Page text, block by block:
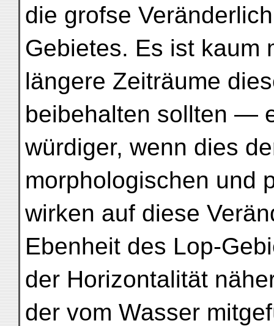
die grofse
Gebietes. Es ist kaum
längere Zeiträume
beibehalten sollten —
würdiger, wenn dies
morphologischen und
wirken auf diese
Ebenheit des Lop-
der Horizontalität
der vom Wasser